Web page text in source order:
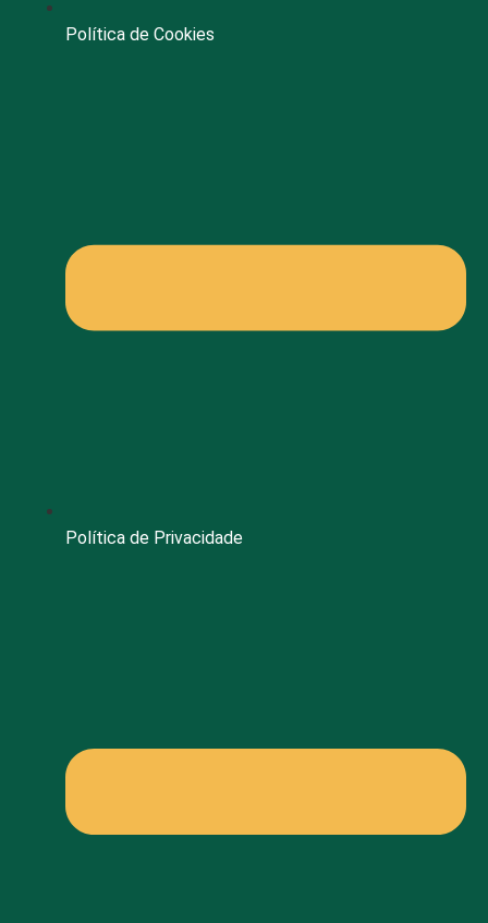
Política de Cookies
Política de Privacidade